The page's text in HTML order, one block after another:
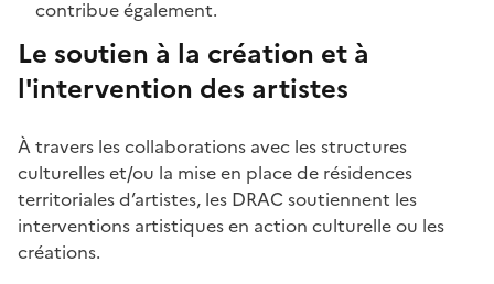
contribue également.
Le soutien à la création et à
l'intervention des artistes
À travers les collaborations avec les structures
culturelles et/ou la mise en place de résidences
territoriales d’artistes, les DRAC soutiennent les
interventions artistiques en action culturelle ou les
créations.